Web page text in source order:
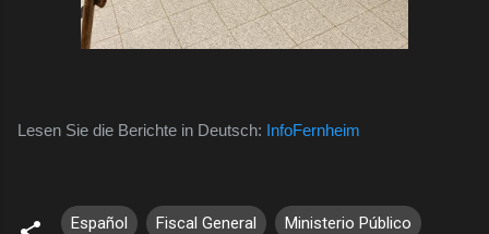
Lesen Sie die Berichte in Deutsch: InfoFernheim
Español Fiscal General Ministerio Público